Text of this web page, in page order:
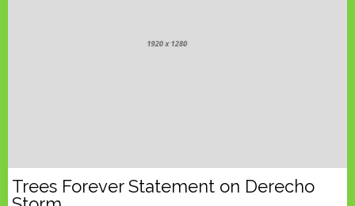
Trees Forever Statement on Derecho